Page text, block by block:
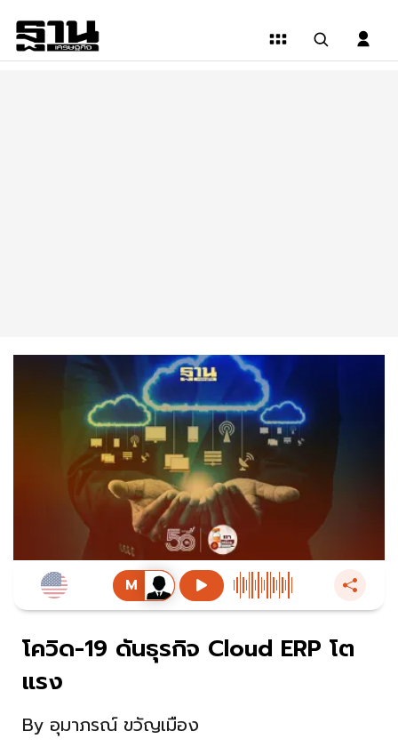
โควิด-19 ดันธุรกิจ Cloud ERP โต
แรง
By อุมาภรณ์ ขวัญเมือง